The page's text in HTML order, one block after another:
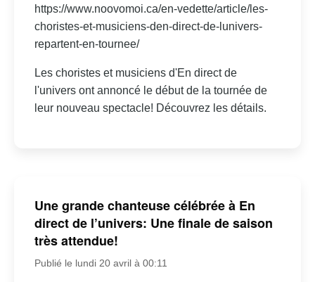
https://www.noovomoi.ca/en-vedette/article/les-
choristes-et-musiciens-den-direct-de-lunivers-
repartent-en-tournee/
Les choristes et musiciens d'En direct de
l'univers ont annoncé le début de la tournée de
leur nouveau spectacle! Découvrez les détails.
Une grande chanteuse célébrée à En
direct de l’univers: Une finale de saison
très attendue!
Publié le lundi 20 avril à 00:11